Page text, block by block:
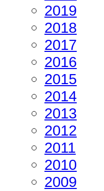
2019
2018
2017
2016
2015
2014
2013
2012
2011
2010
2009